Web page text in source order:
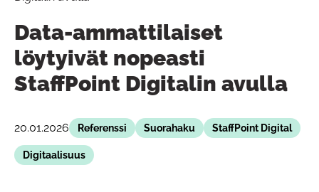
Data-ammattilaiset
löytyivät nopeasti
StaffPoint Digitalin avulla
20.01.2026 Referenssi Suorahaku StaffPoint Digital
Digitaalisuus